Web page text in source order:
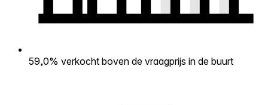
59,0% verkocht boven de vraagprijs in de buurt